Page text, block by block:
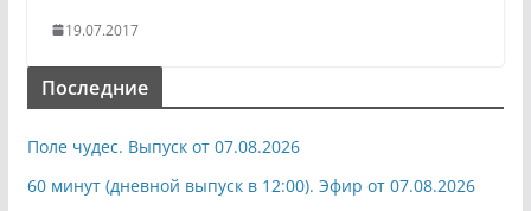
19.07.2017
Последние
Поле чудес. Выпуск от 07.08.2026
60 минут (дневной выпуск в 12:00). Эфир от 07.08.2026